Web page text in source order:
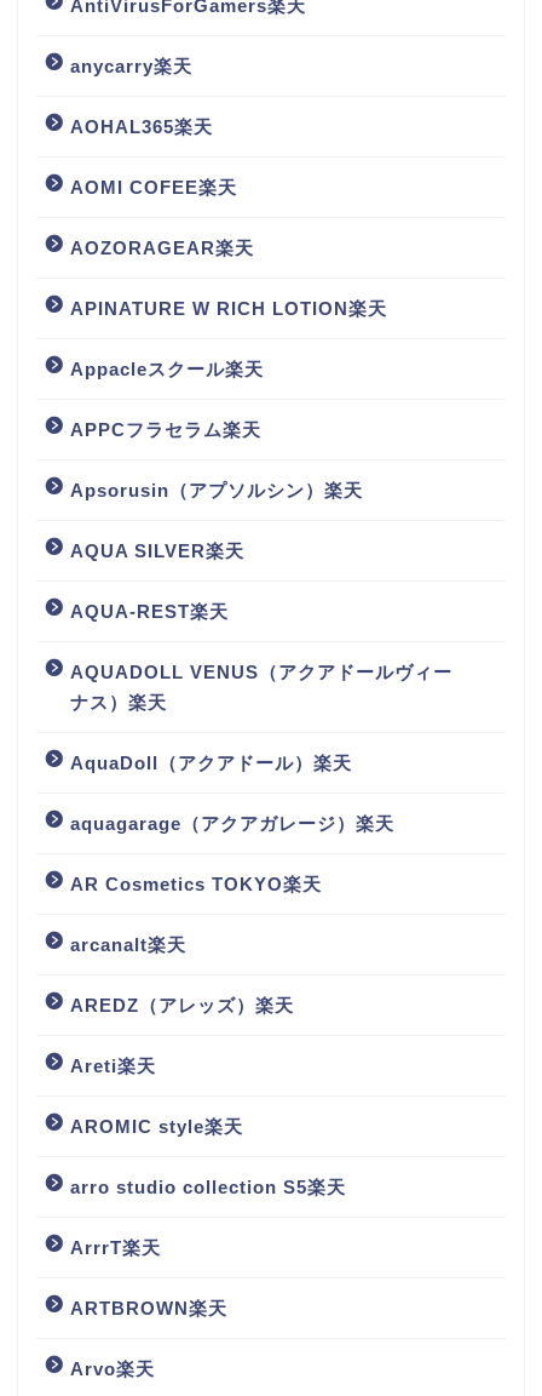
AntiVirusForGamers楽天
anycarry楽天
AOHAL365楽天
AOMI COFEE楽天
AOZORAGEAR楽天
APINATURE W RICH LOTION楽天
Appacleスクール楽天
APPCフラセラム楽天
Apsorusin（アプソルシン）楽天
AQUA SILVER楽天
AQUA-REST楽天
AQUADOLL VENUS（アクアドールヴィー
ナス）楽天
AquaDoll（アクアドール）楽天
aquagarage（アクアガレージ）楽天
AR Cosmetics TOKYO楽天
arcanalt楽天
AREDZ（アレッズ）楽天
Areti楽天
AROMIC style楽天
arro studio collection S5楽天
ArrrT楽天
ARTBROWN楽天
Arvo楽天